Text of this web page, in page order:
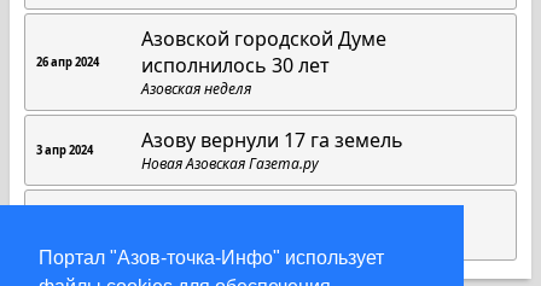
Портал "Азов-точка-Инфо" использует
26 апр 2024
Азовской городской Думе
исполнилось 30 лет
Азовская неделя
3 апр 2024 Азову вернули 17 га земель
Новая Азовская Газета.ру
Выпуск новостей от 30.01.2024